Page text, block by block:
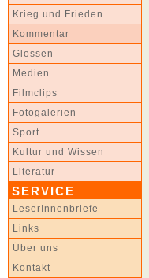
Krieg und Frieden
Kommentar
Glossen
Medien
Filmclips
Fotogalerien
Sport
Kultur und Wissen
Literatur
SERVICE
LeserInnenbriefe
Links
Über uns
Kontakt